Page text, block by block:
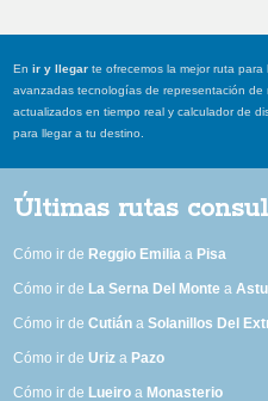
Enir y llegar te ofrecemos la mejor ruta
avanzadas tecnologías de representación
actualizados en tiempo real y calculador de
para llegar a tu destino.
Últimas rutas
Cómo ir de Reggio Emilia a Pisa
Cómo ir de La Serna Del Monte a
Cómo ir deCutián aSolanillos Del
Cómo ir deUriz a Pazo
Cómo ir de Lueiro a Monasterio